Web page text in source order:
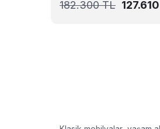
182.300TL 127.610